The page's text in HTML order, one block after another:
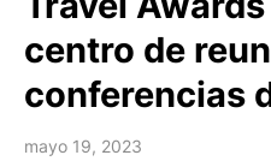
centro de
conferencias
mayo 19, 2023